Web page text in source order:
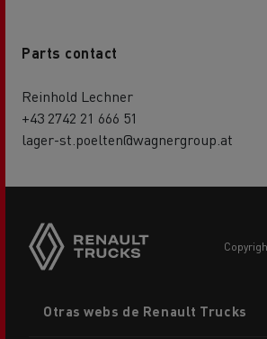
Parts contact
Reinhold Lechner
+43 2742 21 666 51
lager-st.poelten@wagnergroup.at
menu
Otras webs de Renault Trucks